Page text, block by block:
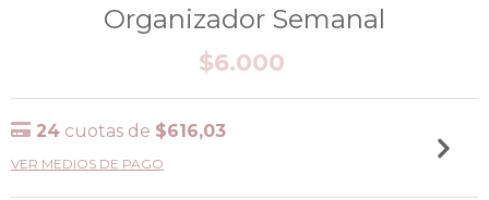
Organizador Semanal
$6.000
24 cuotas de $616,03
VER MEDIOS DE PAGO